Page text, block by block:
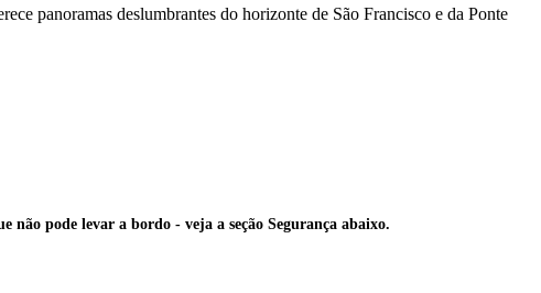
panoramas deslumbrantes do horizonte de São Francisco e da Ponte
pode levar a bordo - veja a seção Segurança abaixo.